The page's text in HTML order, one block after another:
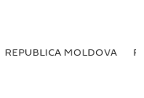
REPUBLICA MOLDOVA